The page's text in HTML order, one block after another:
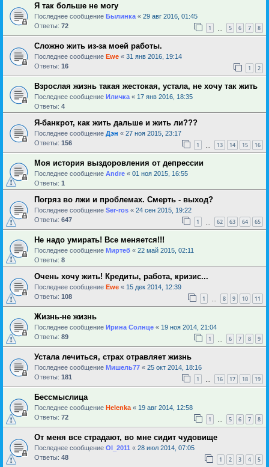
Я так больше не могу
Последнее сообщение Былинка « 29 авг 2016, 01:45
Ответы: 72 1 5 6 7 8
Сложно жить из-за моей работы.
Последнее сообщение Ewe « 31 янв 2016, 19:14
Ответы: 16 1 2
Взрослая жизнь такая жестокая, устала, не хочу так жить
Последнее сообщение Иличка « 17 янв 2016, 18:35
Ответы: 4
Я-банкрот, как жить дальше и жить ли???
Последнее сообщение Дэн « 27 ноя 2015, 23:17
Ответы: 156 1 13 14 15 16
Моя история выздоровления от депрессии
Последнее сообщение Andre « 01 ноя 2015, 16:55
Ответы: 1
Погряз во лжи и проблемах. Смерть - выход?
Последнее сообщение Ser-ros « 24 сен 2015, 19:22
Ответы: 647 1 62 63 64 65
Не надо умирать! Все меняется!!!
Последнее сообщение Миртеб « 22 май 2015, 02:11
Ответы: 8
Очень хочу жить! Кредиты, работа, кризис...
Последнее сообщение Ewe « 15 дек 2014, 12:39
Ответы: 108 1 8 9 10 11
Жизнь-не жизнь
Последнее сообщение Ирина Солнце « 19 ноя 2014, 21:04
Ответы: 89 1 6 7 8 9
Устала лечиться, страх отравляет жизнь
Последнее сообщение Мишель77 « 25 окт 2014, 18:16
Ответы: 181 1 16 17 18 19
Бессмыслица
Последнее сообщение Helenka « 19 авг 2014, 12:58
Ответы: 72 1 5 6 7 8
От меня все страдают, во мне сидит чудовище
Последнее сообщение Ol_2011 « 28 июл 2014, 07:05
Ответы: 48 1 2 3 4 5